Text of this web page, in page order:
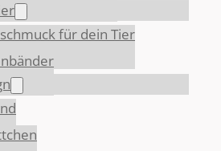
für dein Tier